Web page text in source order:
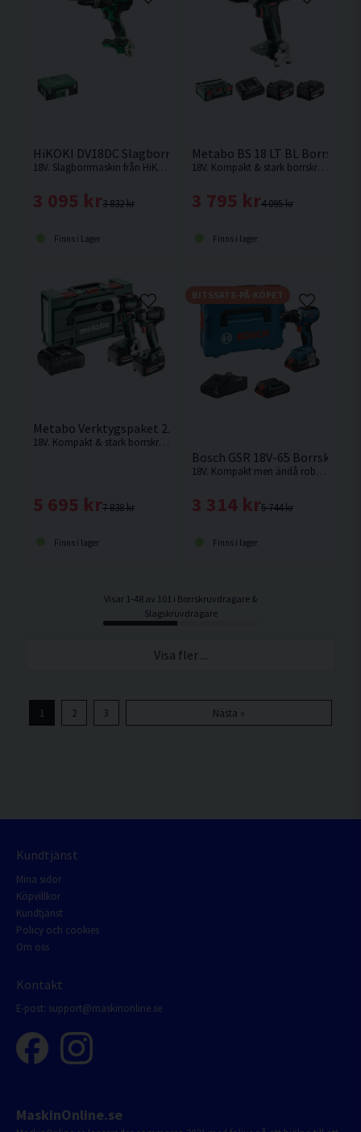
HiKOKI DV18DC Slagborrmaskin 18V
18V. Slagborrmaskin från HiKOKI. Levereras utan batteri och laddare
3 832 kr
3 095 kr
Finns i Lager
Metabo BS 18 LT BL
18V. Kompakt & stark borrskruvdragare från Metabo på hela 75Nm.
4 095 kr
3 795 kr
Finns i lager
Metabo Verktygspaket 2.8.4 18V (2x5,2Ah)
18V. Kompakt & stark borrskruvdragare från Metabo på hela 75Nm.
7 838 kr
5 695 kr
Finns i lager
Bosch GSR 18V-65
18V. Kompakt men ändå robust borrskruvdragare som gör krävande skruvdragning enklare.
5 744 kr
3 314 kr
Finns i lager
BITSSATS-PÅ-KÖPET
Visar 1-48 av 101 i Borrskruvdragare &
Slagskruvdragare
Visa fler ...
1 2 3 Nästa »
Kundtjänst
Mina sidor
Köpvillkor
Kundtjänst
Policy och cookies
Om oss
Kontakt
E-post: support@maskinonline.se
MaskinOnline.se